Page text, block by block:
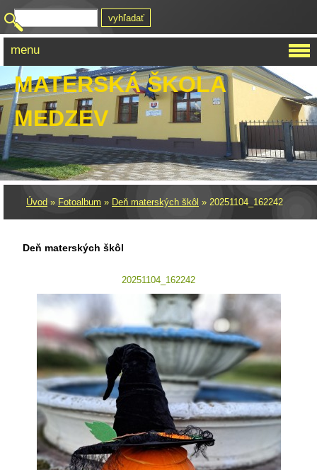
MATERSKÁ ŠKOLA
MEDZEV
Úvod » Fotoalbum » Deň materských škôl » 20251104_162242
Deň materských škôl
20251104_162242
menu